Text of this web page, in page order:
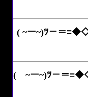
( ~ー~)ﾂ－＝
( ~ー~)ﾂ－＝